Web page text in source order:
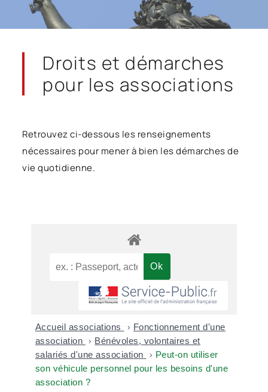
Droits et démarches
pour les associations
Retrouvez ci-dessous les renseignements
nécessaires pour mener à bien les démarches de
vie quotidienne.
Accueil associations > Fonctionnement d'une
association > Bénévoles, volontaires et
salariés d'une association
> Peut-on utiliser
son véhicule personnel pour les besoins d'une
association ?